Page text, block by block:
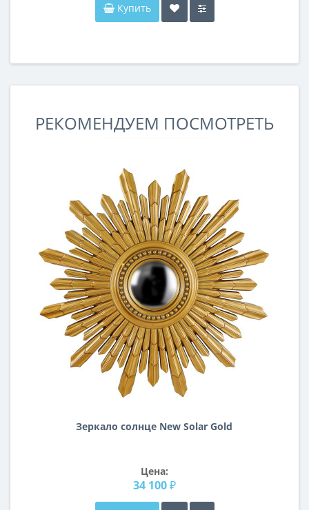
Купить
РЕКОМЕНДУЕМ ПОСМОТРЕТЬ
Зеркало солнце New Solar Gold
Цена:
34 100 ₽